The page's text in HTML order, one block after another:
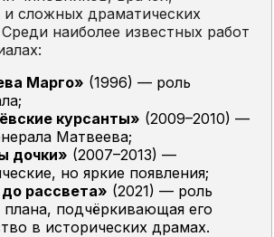
и сложных драматических
наиболее известных работ
Марго» (1996) — роль
курсанты» (2009–2010) —
Матвеева;
дочки» (2007–2013) —
но яркие появления;
рассвета» (2021) — роль
плана, подчёркивающая его
в исторических драмах.